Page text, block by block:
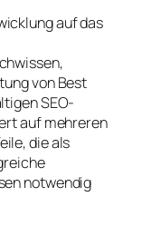
auf das
von Best
SEO-
auf mehreren
die als
notwendig